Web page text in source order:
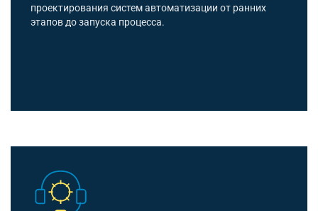
проектирования систем автоматизации от ранних
этапов до запуска процесса.